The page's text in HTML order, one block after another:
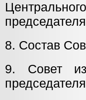
8. Состав
9. Совет